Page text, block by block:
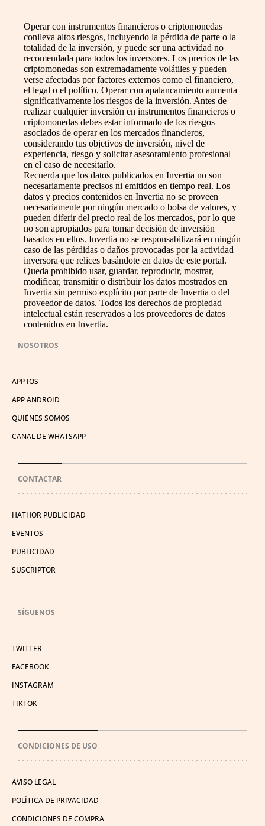
Operar con instrumentos financieros o criptomonedas
conlleva altos riesgos, incluyendo la pérdida de parte o la
totalidad de la inversión, y puede ser una actividad no
recomendada para todos los inversores. Los precios de las
criptomonedas son extremadamente volátiles y pueden
verse afectadas por factores externos como el financiero,
el legal o el político. Operar con apalancamiento aumenta
significativamente los riesgos de la inversión. Antes de
realizar cualquier inversión en instrumentos financieros o
criptomonedas debes estar informado de los riesgos
asociados de operar en los mercados financieros,
considerando tus objetivos de inversión, nivel de
experiencia, riesgo y solicitar asesoramiento profesional
en el caso de necesitarlo.
Recuerda que los datos publicados en Invertia no son
necesariamente precisos ni emitidos en tiempo real. Los
datos y precios contenidos en Invertia no se proveen
necesariamente por ningún mercado o bolsa de valores, y
pueden diferir del precio real de los mercados, por lo que
no son apropiados para tomar decisión de inversión
basados en ellos. Invertia no se responsabilizará en ningún
caso de las pérdidas o daños provocadas por la actividad
inversora que relices basándote en datos de este portal.
Queda prohibido usar, guardar, reproducir, mostrar,
modificar, transmitir o distribuir los datos mostrados en
Invertia sin permiso explícito por parte de Invertia o del
proveedor de datos. Todos los derechos de propiedad
intelectual están reservados a los proveedores de datos
contenidos en Invertia.
NOSOTROS
APP IOS
APP ANDROID
QUIÉNES SOMOS
CANAL DE WHATSAPP
CONTACTAR
HATHOR PUBLICIDAD
EVENTOS
PUBLICIDAD
SUSCRIPTOR
SÍGUENOS
TWITTER
FACEBOOK
INSTAGRAM
TIKTOK
CONDICIONES DE USO
AVISO LEGAL
POLÍTICA DE PRIVACIDAD
CONDICIONES DE COMPRA